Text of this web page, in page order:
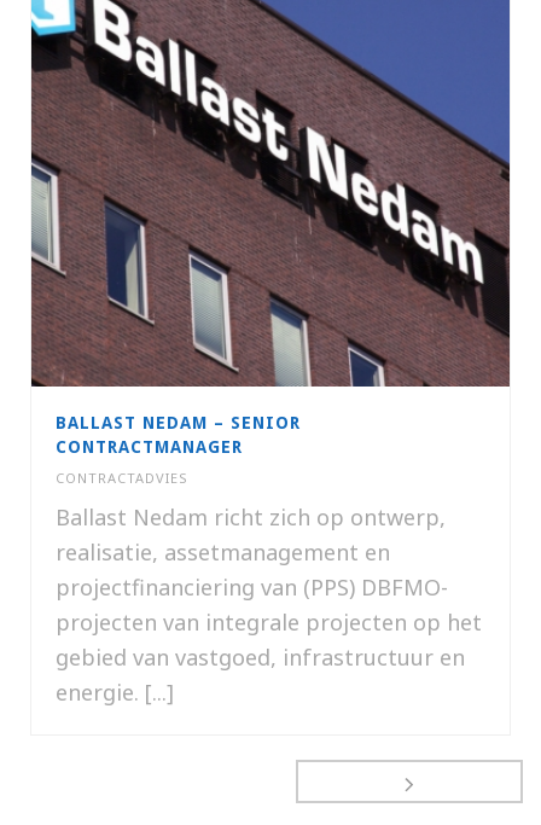
BALLAST NEDAM – SENIOR
CONTRACTMANAGER
CONTRACTADVIES
Ballast Nedam richt zich op ontwerp,
realisatie, assetmanagement en
projectfinanciering van (PPS) DBFMO-
projecten van integrale projecten op het
gebied van vastgoed, infrastructuur en
energie. [...]